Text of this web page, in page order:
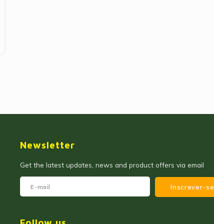
Newsletter
Get the latest updates, news and product offers via email
Inscrever-se